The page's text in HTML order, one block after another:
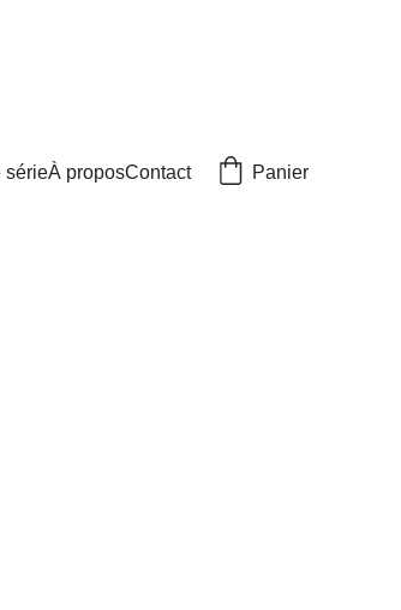
sérieÀ proposContact Panier